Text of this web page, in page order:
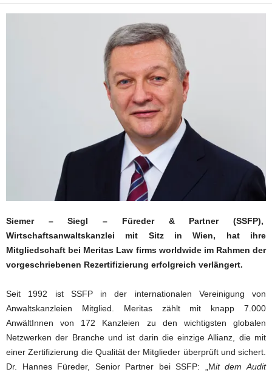
Siemer – Siegl – Füreder & Partner (SSFP),
Wirtschaftsanwaltskanzlei mit Sitz in Wien, hat ihre
Mitgliedschaft bei Meritas Law firms worldwide im Rahmen der
vorgeschriebenen Rezertifizierung erfolgreich verlängert.
Seit 1992 ist SSFP in der internationalen Vereinigung von
Anwaltskanzleien Mitglied. Meritas zählt mit knapp 7.000
AnwältInnen von 172 Kanzleien zu den wichtigsten globalen
Netzwerken der Branche und ist darin die einzige Allianz, die mit
einer Zertifizierung die Qualität der Mitglieder überprüft und sichert.
Dr. Hannes Füreder, Senior Partner bei SSFP: „Mit dem Audit